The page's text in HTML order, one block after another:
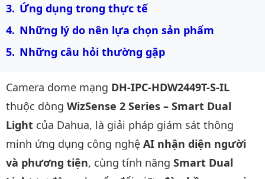
Ứng dụng trong thực tế
Những lý do nên lựa chọn sản phẩm
Những câu hỏi thường gặp
Camera dome mạng DH-IPC-HDW2449T-S-IL
thuộc dòng WizSense 2 Series – Smart Dual
Light của Dahua, là giải pháp giám sát thông
minh ứng dụng công nghệ AI nhận diện người
và phương tiện, cùng tính năng Smart Dual